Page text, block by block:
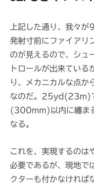
上記した通り、我々
発射寸前にファイアリ
のが見えるので、シュ
トロールが出来ている
り、メカニカルな点
なのだ。25yd(23m)
(300mm)以内に纏ま
なる。
これを、実現するのは
必要であるが、現地で
クターも付かなければ